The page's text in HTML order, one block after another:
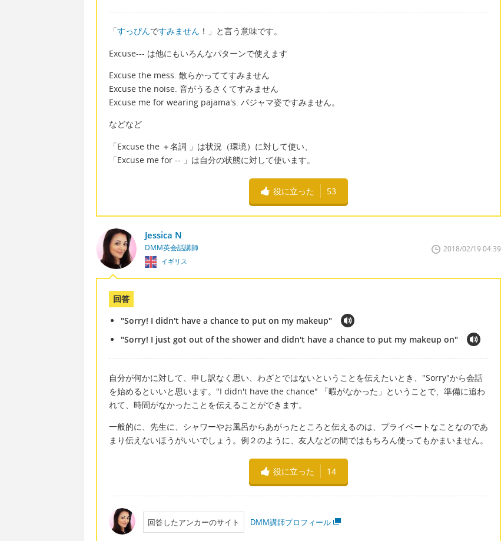
「すっぴんですみません ！」と言う意味です。
Excuse--- は他にもいろんなパターンで使えます
Excuse the mess. 散らかっててすみません
Excuse the noise. 音がうるさくてすみません
Excuse me for wearing pajama's. パジャマ姿ですみません。
などなど
「Excuse the ＋名詞 」は状況（環境）に対して使い、
「Excuse me for -- 」は自分の状態に対して使います。
役に立った 53
Jessica N
DMM英会話講師
イギリス
2018/02/19 04:39
回答
"Sorry! I didn't have a chance to put on my makeup"
"Sorry! I just got out of the shower and didn't have a chance to put my makeup on"
自分が何かに対して、申し訳なく思い、わざとではないということを伝えたいとき、"Sorry"から会話
を始めるといいと思います。"I didn't have the chance" 「暇がなかった」ということで、準備に追わ
れて、時間がなかったことを伝えることができます。
一般的に、先生に、シャワーやお風呂からあがったところと伝えるのは、プライベートなことなのであ
まり伝えないほうがいいでしょう。例２のように、友人などの間ではもちろん使ってもかまいません。
役に立った 14
回答したアンカーのサイト DMM講師プロフィール